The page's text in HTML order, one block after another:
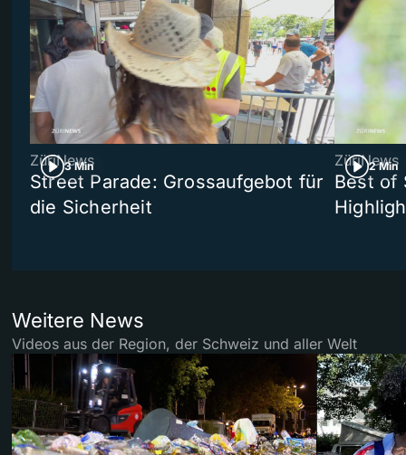
3 Min
ZüriNews
Street Parade: Grossaufgebot für
die Sicherheit
2 Min
ZüriNews
Best of
Weitere News
Videos aus der Region, der Schweiz und aller Welt